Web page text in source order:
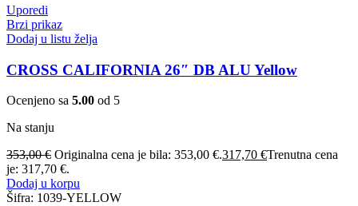
Uporedi
Brzi prikaz
Dodaj u listu želja
CROSS CALIFORNIA 26″ DB ALU Yellow
Ocenjeno sa 5.00 od 5
Na stanju
353,00€ Originalna cena je bila: 353,00 €.317,70 €Trenutna cena
je: 317,70 €.
Dodaj u korpu
Šifra: 1039-YELLOW